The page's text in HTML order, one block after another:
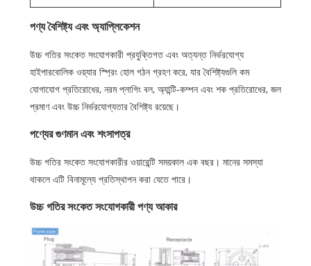
পণ্য বৈশিষ্ট্য এবং অ্যাপ্লিকেশন
উচ্চ গতির সংকেত সংযোগকারী প্রযুক্তিগত এবং অত্যন্ত নির্ভরযোগ্য
হাইপারবোলিক ওয়্যার স্প্রিং হোল গঠন গ্রহণ করে, যার বৈশিষ্ট্যগুলি কম
যোগাযোগ প্রতিরোধের, নরম প্লাগিং বল, অ্যান্টি-কম্পন এবং শক প্রতিরোধের, জল
প্রমাণ এবং উচ্চ নির্ভরযোগ্যতার বৈশিষ্ট্য রয়েছে।
পণ্যের গুণমান এবং শংসাপত্র
উচ্চ গতির সংকেত সংযোগকারীর ওয়ারেন্টি সময়কাল এক বছর। মানের সমস্যা
থাকলে এটি বিনামূল্যে প্রতিস্থাপন করা যেতে পারে।
উচ্চ গতির সংকেত সংযোগকারী পণ্য আকার